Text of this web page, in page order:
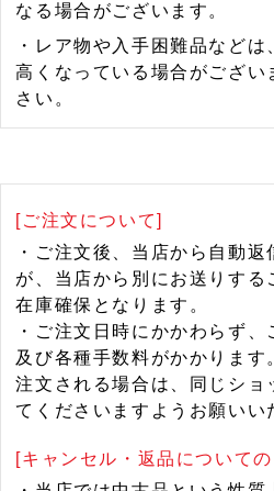
なる場合がございます。
・レア物や入手困難品など
高くなっている場合がござい
さい。
[ご注文について]
・ご注文後、当店から自動
が、当店から別にお送りする
在庫確保となります。
・ご注文日時にかかわらず
及び各種手数料がかかります
注文される場合は、同じショ
てくださいますようお願いい
[キャンセル・返品について